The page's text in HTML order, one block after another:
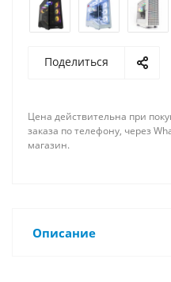
Поделиться
Цена действительна при
заказа по телефону, через
магазин.
Описание